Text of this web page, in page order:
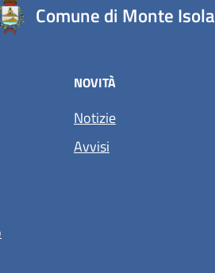
Comune di Monte Isola
NOVITÀ
Notizie
Avvisi